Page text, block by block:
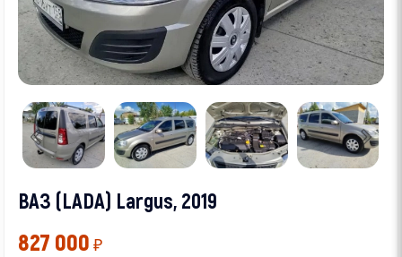
ВАЗ (LADA) Largus, 2019
827 000 ₽